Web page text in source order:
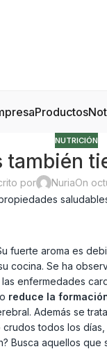
Productos
NUTRICIÓN
también
por NuriaOn
fuerte aroma es
cocina. Se ha
enfermedades
reduce la
Además se
todos los
Busca aquellos